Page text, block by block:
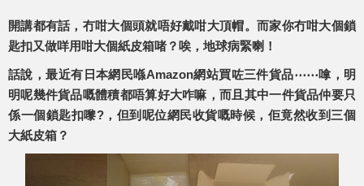
開講都有話，冇咁大個頭就唔好戴咁大頂帽。而家你冇咁大個鎖
匙扣又做咩用咁大個紙皮箱啫？唉，地球病緊喇！
話說，最近有日本網民喺Amazon網站買咗三件貨品⋯⋯嗱，明
明呢幾件貨品嘅體積都唔算好大咋嘛，而且其中一件貨品仲要只
係一個鎖匙扣嚟?，但到呢位網民收貨嘅時候，佢竟然收到三個
大紙皮箱？